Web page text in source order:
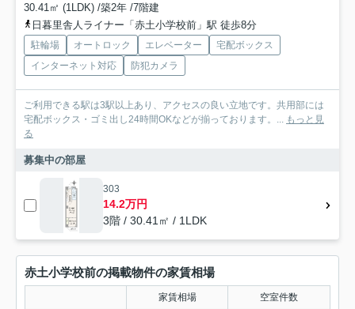
30.41㎡ (1LDK) /築2年 /7階建
日暮里舎人ライナー「赤土小学校前」駅 徒歩8分
駐輪場 オートロック エレベーター
宅配ボックス
インターネット対応
防犯カメラ
ご利用できる駅は3駅以上あり、アクセスの良い立地です。共用部には
宅配ボックス・ゴミ出し24時間OKなどが揃っております。... もっと見
る
募集中の部屋
303
14.2万円
3階 / 30.41㎡ / 1LDK
赤土小学校前の掲載物件の家賃相場
家賃相場 空室件数